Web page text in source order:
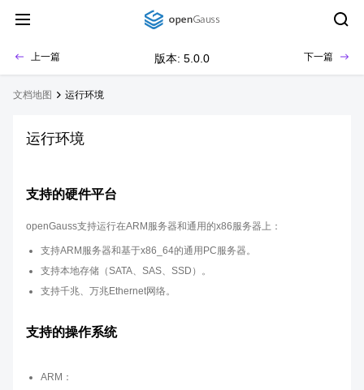
上一篇 版本: 5.0.0 下一篇
文档地图 运行环境
运行环境
支持的硬件平台
openGauss支持运行在ARM服务器和通用的x86服务器上：
支持ARM服务器和基于x86_64的通用PC服务器。
支持本地存储（SATA、SAS、SSD）。
支持千兆、万兆Ethernet网络。
支持的操作系统
ARM：